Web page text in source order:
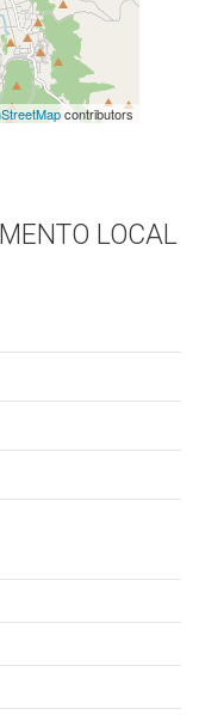
contributors
LOCAL